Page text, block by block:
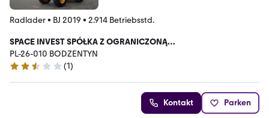
Radlader• BJ 2019 • 2.914 Betriebsstd.
SPACE INVEST SPÓŁKA Z OGRANICZONĄ
ODPOWIEDZIALNOŚCIĄ
PL-26-010 BODZENTYN
2.7 Sterne
(1)
Kontakt Parken